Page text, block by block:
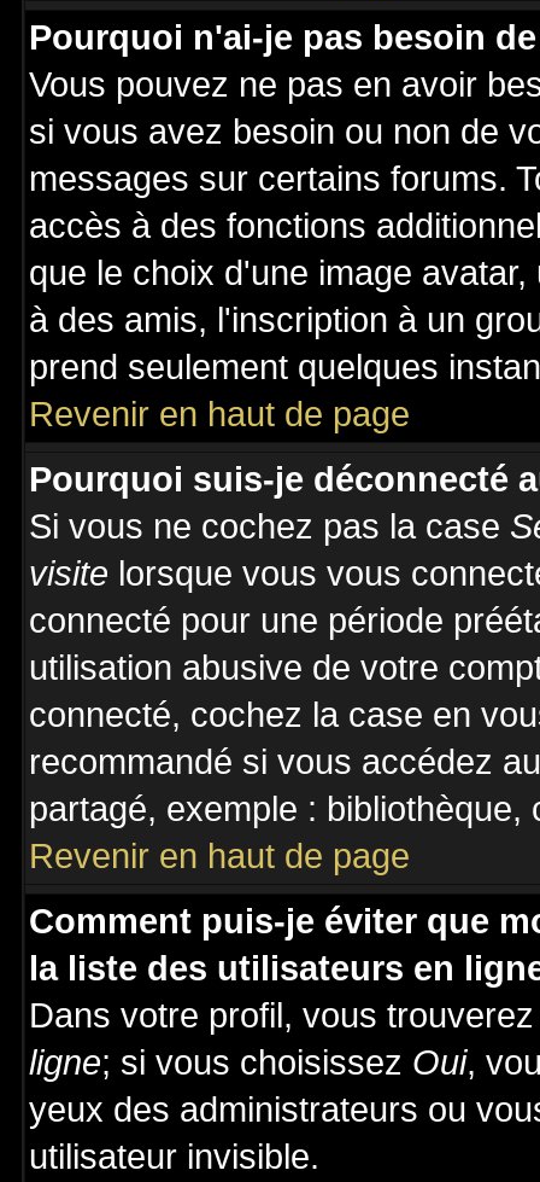
Pourquoi n'ai-je pas besoin
Vous pouvez ne pas en avoir
si vous avez besoin ou non de
messages sur certains forums.
accès à des fonctions
que le choix d'une image
à des amis, l'inscription à un
prend seulement quelques
Revenir en haut de page
Pourquoi suis-je déconnecté
Si vous ne cochez pas la case
visite lorsque vous vous
connecté pour une période
utilisation abusive de votre
connecté, cochez la case en
recommandé si vous accédez
partagé, exemple :
Revenir en haut de page
Comment puis-je éviter que
la liste des utilisateurs en
Dans votre profil, vous
ligne; si vous choisissez Oui,
yeux des administrateurs ou
utilisateur invisible.